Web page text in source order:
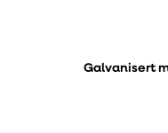
Galvanisert